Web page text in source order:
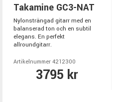
Takamine GC3-NAT
Nylonsträngad gitarr med en
balanserad ton och en subtil
elegans. En perfekt
allroundgitarr.
Artikelnummer 4212300
3795 kr